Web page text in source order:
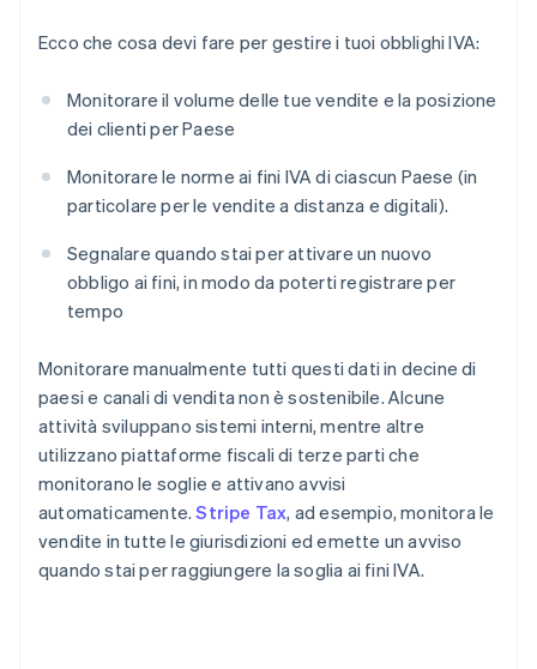
Ecco che cosa devi fare per gestire i tuoi obblighi IVA:
Monitorare il volume delle tue vendite e la posizione
dei clienti per Paese
Monitorare le norme ai fini IVA di ciascun Paese (in
particolare per le vendite a distanza e digitali).
Segnalare quando stai per attivare un nuovo
obbligo ai fini, in modo da poterti registrare per
tempo
Monitorare manualmente tutti questi dati in decine di
paesi e canali di vendita non è sostenibile. Alcune
attività sviluppano sistemi interni, mentre altre
utilizzano piattaforme fiscali di terze parti che
monitorano le soglie e attivano avvisi
automaticamente.Stripe Tax, ad esempio, monitora le
vendite in tutte le giurisdizioni ed emette un avviso
quando stai per raggiungere la soglia ai fini IVA.